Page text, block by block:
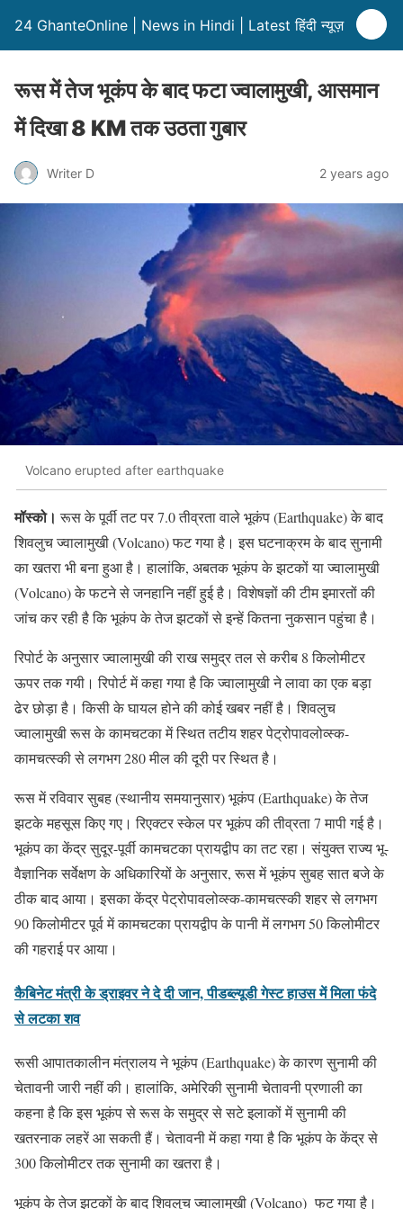
24 GhanteOnline | News in Hindi | Latest हिंदी न्यूज़
रूस में तेज भूकंप के बाद फटा ज्वालामुखी, आसमान
में दिखा 8 KM तक उठता गुबार
Writer D 2 years ago
Volcano erupted after earthquake
मॉस्को। रूस के पूर्वी तट पर 7.0 तीव्रता वाले भूकंप (Earthquake) के बाद
शिवलुच ज्वालामुखी (Volcano) फट गया है। इस घटनाक्रम के बाद सुनामी
का खतरा भी बना हुआ है। हालांकि, अबतक भूकंप के झटकों या ज्वालामुखी
(Volcano) के फटने से जनहानि नहीं हुई है। विशेषज्ञों की टीम इमारतों की
जांच कर रही है कि भूकंप के तेज झटकों से इन्हें कितना नुकसान पहुंचा है।
रिपोर्ट के अनुसार ज्वालामुखी की राख समुद्र तल से करीब 8 किलोमीटर
ऊपर तक गयी। रिपोर्ट में कहा गया है कि ज्वालामुखी ने लावा का एक बड़ा
ढेर छोड़ा है। किसी के घायल होने की कोई खबर नहीं है। शिवलुच
ज्वालामुखी रूस के कामचटका में स्थित तटीय शहर पेट्रोपावलोव्स्क-
कामचत्स्की से लगभग 280 मील की दूरी पर स्थित है।
रूस में रविवार सुबह (स्थानीय समयानुसार) भूकंप (Earthquake) के तेज
झटके महसूस किए गए। रिएक्टर स्केल पर भूकंप की तीव्रता 7 मापी गई है।
भूकंप का केंद्र सुदूर-पूर्वी कामचटका प्रायद्वीप का तट रहा। संयुक्त राज्य भू-
वैज्ञानिक सर्वेक्षण के अधिकारियों के अनुसार, रूस में भूकंप सुबह सात बजे के
ठीक बाद आया। इसका केंद्र पेट्रोपावलोव्स्क-कामचत्स्की शहर से लगभग
90 किलोमीटर पूर्व में कामचटका प्रायद्वीप के पानी में लगभग 50 किलोमीटर
की गहराई पर आया।
कैबिनेट मंत्री के ड्राइवर ने दे दी जान, पीडब्ल्यूडी गेस्ट हाउस में मिला फंदे
से लटका शव
रूसी आपातकालीन मंत्रालय ने भूकंप (Earthquake) के कारण सुनामी की
चेतावनी जारी नहीं की। हालांकि, अमेरिकी सुनामी चेतावनी प्रणाली का
कहना है कि इस भूकंप से रूस के समुद्र से सटे इलाकों में सुनामी की
खतरनाक लहरें आ सकती हैं। चेतावनी में कहा गया है कि भूकंप के केंद्र से
300 किलोमीटर तक सुनामी का खतरा है।
भूकंप के तेज झटकों के बाद शिवलुच ज्वालामुखी (Volcano) फट गया है।